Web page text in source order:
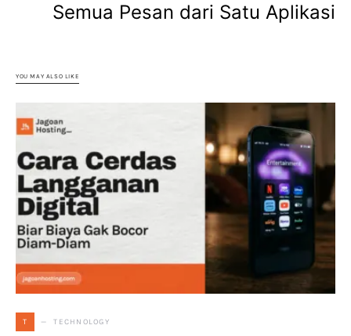
Semua Pesan dari Satu Aplikasi
YOU MAY ALSO LIKE
T TECHNOLOGY